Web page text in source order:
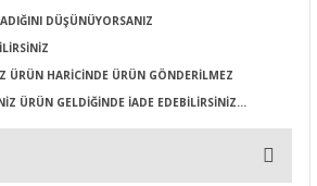
DÜŞÜNÜYORSANIZ
ÜRÜN HARİCİNDE ÜRÜN GÖNDERİLMEZ
ÜRÜN GELDİĞİNDE İADE EDEBİLİRSİNİZ...